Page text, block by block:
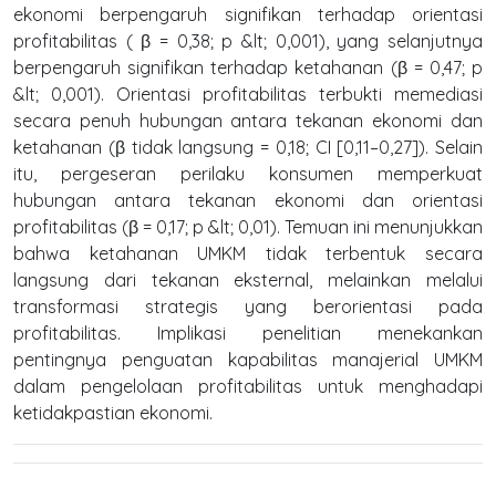
ekonomi berpengaruh signifikan terhadap orientasi
profitabilitas ( β = 0,38; p &lt; 0,001), yang selanjutnya
berpengaruh signifikan terhadap ketahanan (β = 0,47; p
&lt; 0,001). Orientasi profitabilitas terbukti memediasi
secara penuh hubungan antara tekanan ekonomi dan
ketahanan (β tidak langsung = 0,18; CI [0,11–0,27]). Selain
itu, pergeseran perilaku konsumen memperkuat
hubungan antara tekanan ekonomi dan orientasi
profitabilitas (β = 0,17; p &lt; 0,01). Temuan ini menunjukkan
bahwa ketahanan UMKM tidak terbentuk secara
langsung dari tekanan eksternal, melainkan melalui
transformasi strategis yang berorientasi pada
profitabilitas. Implikasi penelitian menekankan
pentingnya penguatan kapabilitas manajerial UMKM
dalam pengelolaan profitabilitas untuk menghadapi
ketidakpastian ekonomi.